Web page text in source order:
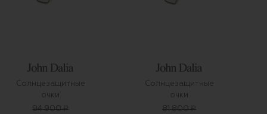
Солнцезащитные
очки
94 900 ₽
Солнцезащитные
очки
81 800 ₽